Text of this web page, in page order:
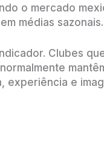
o mercado
médias sazonais.
Clubes
experiência e